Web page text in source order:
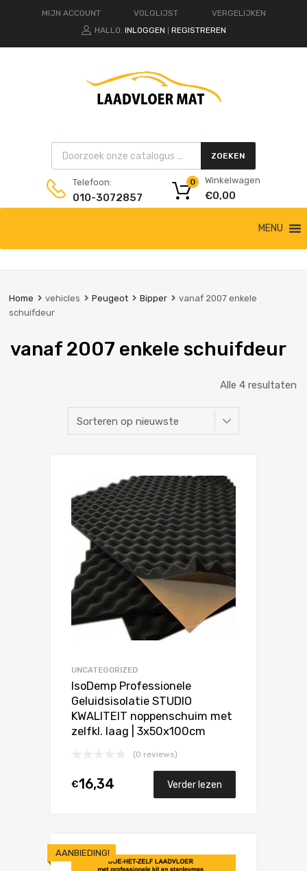
MIJN ACCOUNT VOLGLIJST
VERGELIJKEN
HALLO. INLOGGEN REGISTREREN
Products search ZOEKEN
Telefoon:
010-3072857
Winkelwagen
€0,00
0
de
MENU
Home vehicles Peugeot Bipper
vanaf 2007 enkele
schuifdeur
vanaf 2007 enkele schuifdeur
Alle 4 resultaten
UNCATEGORIZED
IsoDemp Professionele
Geluidsisolatie STUDIO
KWALITEIT noppenschuim met
zelfkl. laag | 3x50x100cm
(0 reviews)
€16,34 Verder lezen
AANBIEDING!